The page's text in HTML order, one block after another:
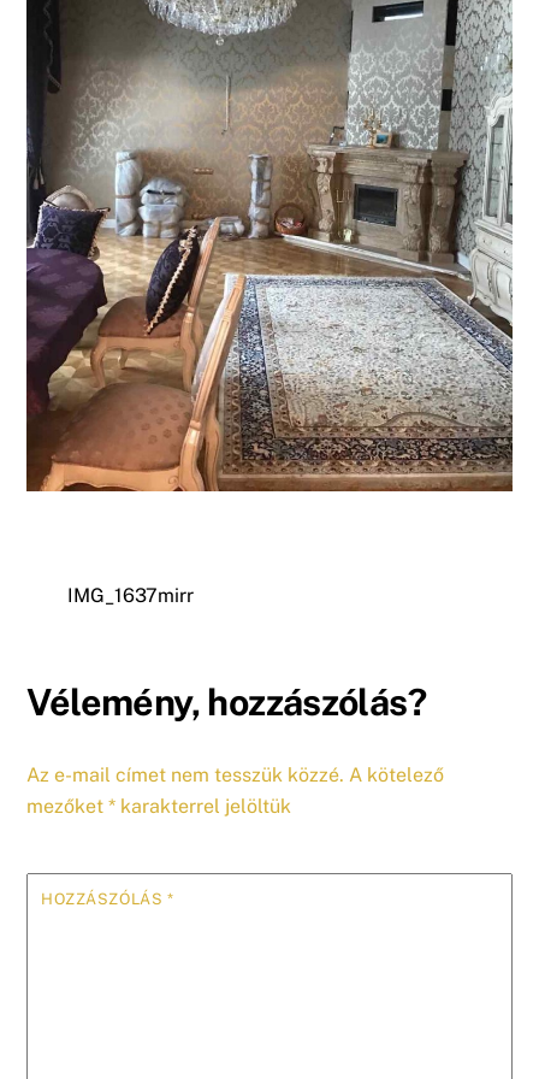
IMG_1637mirr
Vélemény, hozzászólás?
Az e-mail címet nem tesszük közzé. A kötelező
mezőket* karakterrel jelöltük
HOZZÁSZÓLÁS *